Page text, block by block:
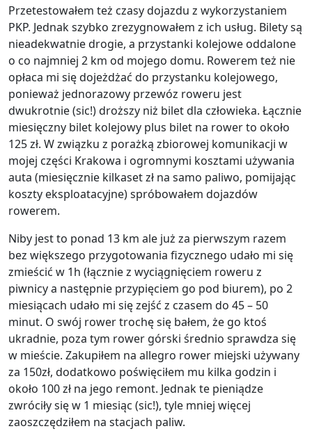
Przetestowałem też czasy dojazdu z wykorzystaniem
PKP. Jednak szybko zrezygnowałem z ich usług. Bilety są
nieadekwatnie drogie, a przystanki kolejowe oddalone
o co najmniej 2 km od mojego domu. Rowerem też nie
opłaca mi się dojeżdżać do przystanku kolejowego,
ponieważ jednorazowy przewóz roweru jest
dwukrotnie (sic!) droższy niż bilet dla człowieka. Łącznie
miesięczny bilet kolejowy plus bilet na rower to około
125 zł. W związku z porażką zbiorowej komunikacji w
mojej części Krakowa i ogromnymi kosztami używania
auta (miesięcznie kilkaset zł na samo paliwo, pomijając
koszty eksploatacyjne) spróbowałem dojazdów
rowerem.
Niby jest to ponad 13 km ale już za pierwszym razem
bez większego przygotowania fizycznego udało mi się
zmieścić w 1h (łącznie z wyciągnięciem roweru z
piwnicy a następnie przypięciem go pod biurem), po 2
miesiącach udało mi się zejść z czasem do 45 – 50
minut. O swój rower trochę się bałem, że go ktoś
ukradnie, poza tym rower górski średnio sprawdza się
w mieście. Zakupiłem na allegro rower miejski używany
za 150zł, dodatkowo poświęciłem mu kilka godzin i
około 100 zł na jego remont. Jednak te pieniądze
zwróciły się w 1 miesiąc (sic!), tyle mniej więcej
zaoszczędziłem na stacjach paliw.